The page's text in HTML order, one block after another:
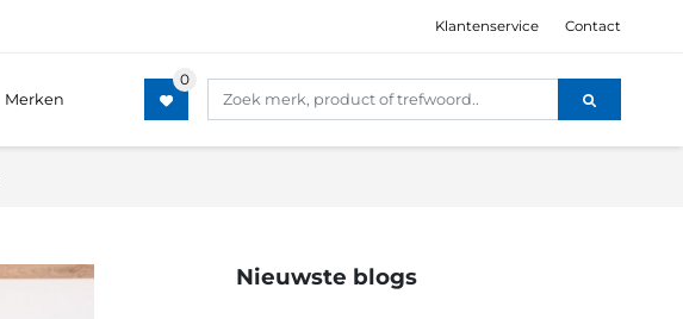
Klantenservice Contact
Merken
Nieuwste blogs